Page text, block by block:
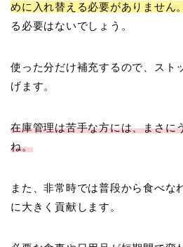
めに入れ替える必要がありません
る必要はないでしょう。
使った分だけ補充するので、スト
げます。
在庫管理は苦手な方には、まさに
ね。
また、非常時では普段から食べな
に大きく貢献します。